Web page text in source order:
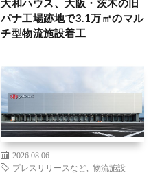
大和ハウス、大阪・茨木の旧
パナ工場跡地で3.1万㎡のマル
チ型物流施設着工
2026.08.06
プレスリリースなど
物流施設